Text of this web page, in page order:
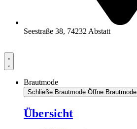
Seestraße 38, 74232 Abstatt
Brautmode
Schließe Brautmode Öffne Brautmode
Übersicht